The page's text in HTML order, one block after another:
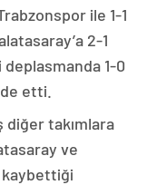
ile 1-1
2-1
1-0
etti.
takımlara
ve
kaybettiği